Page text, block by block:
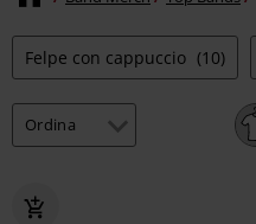
Felpe con cappuccio (10)